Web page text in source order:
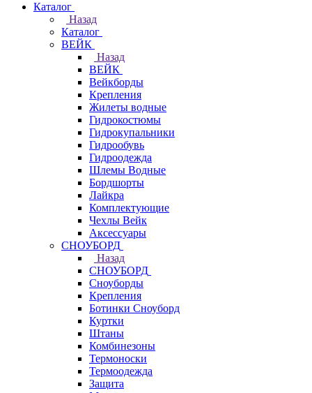
Каталог
Назад
Каталог
ВЕЙК
Назад
ВЕЙК
Вейкборды
Крепления
Жилеты водные
Гидрокостюмы
Гидрокупальники
Гидрообувь
Гидроодежда
Шлемы Водные
Бордшорты
Лайкра
Комплектующие
Чехлы Вейк
Аксессуары
СНОУБОРД
Назад
СНОУБОРД
Сноуборды
Крепления
Ботинки Сноуборд
Куртки
Штаны
Комбинезоны
Термоноски
Термоодежда
Защита